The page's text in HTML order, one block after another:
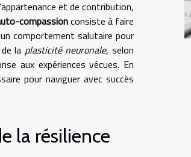
et de contribution,
compassionconsiste à faire
comportement salutaire pour
la plasticité neuronale, selon
aux expériences vécues. En
pour naviguer avec succès
la résilience